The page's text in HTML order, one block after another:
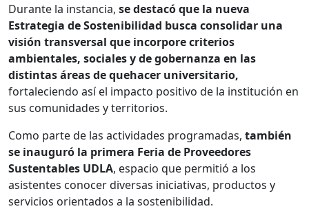
Durante la instancia, se destacó que la nueva
Estrategia de Sostenibilidad busca consolidar una
visión transversal que incorpore criterios
ambientales, sociales y de gobernanza en las
distintas áreas de quehacer universitario,
fortaleciendo así el impacto positivo de la institución en
sus comunidades y territorios.
Como parte de las actividades programadas, también
se inauguró la primera Feria de Proveedores
Sustentables UDLA, espacio que permitió a los
asistentes conocer diversas iniciativas, productos y
servicios orientados a la sostenibilidad.